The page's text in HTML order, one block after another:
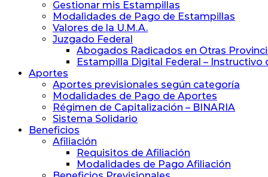
Previsión
Procuradores
Gestionar mis Estampillas
Modalidades de Pago de Estampillas
Valores de la U.M.A.
Juzgado Federal
Abogados Radicados en Otras
Estampilla Digital Federal – Instructivo
Aportes
Aportes previsionales según categoría
Modalidades de Pago de Aportes
Régimen de Capitalización – BINARIA
Sistema Solidario
Beneficios
Afiliación
Requisitos de Afiliación
Modalidades de Pago Afiliación